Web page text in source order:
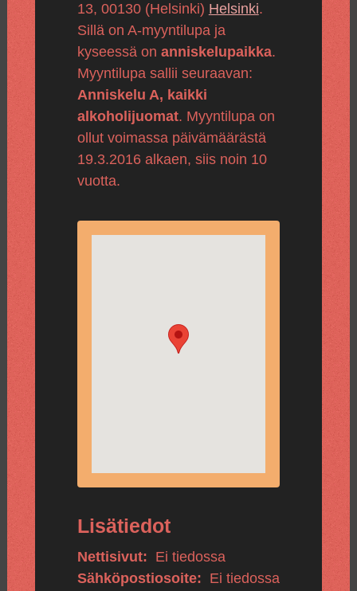
13, 00130 (Helsinki) Helsinki.
Sillä on A-myyntilupa ja
kyseessä on anniskelupaikka.
Myyntilupa sallii seuraavan:
Anniskelu A, kaikki
alkoholijuomat. Myyntilupa on
ollut voimassa päivämäärästä
19.3.2016 alkaen, siis noin 10
vuotta.
Lisätiedot
Nettisivut: Ei tiedossa
Sähköpostiosoite: Ei tiedossa